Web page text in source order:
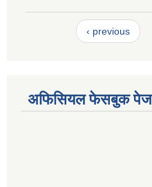
‹ previous
अफिसियल फेसबुक पेज